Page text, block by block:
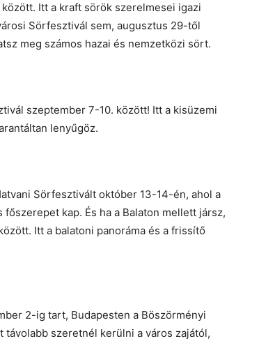
Itt a kraft sörök szerelmesei igazi
Sörfesztivál sem, augusztus 29-től
meg számos hazai és nemzetközi sört.
szeptember 7-10. között! Itt a kisüzemi
lenyűgöz.
Sörfesztivált október 13-14-én, ahol a
kap. És ha a Balaton mellett jársz,
Itt a balatoni panoráma és a frissítő
2-ig tart, Budapesten a Böszörményi
távolabb szeretnél kerülni a város zajától,